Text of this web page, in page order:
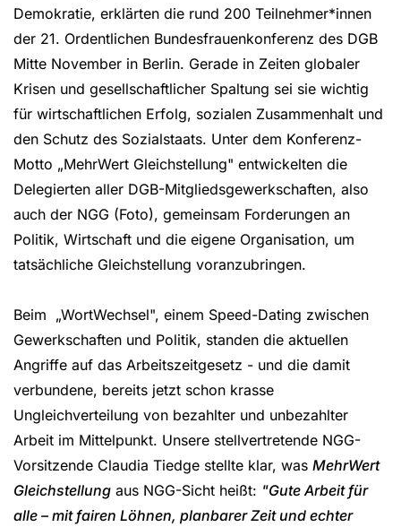
Demokratie, erklärten die rund 200 Teilnehmer*innen
der 21. Ordentlichen Bundesfrauenkonferenz des DGB
Mitte November in Berlin. Gerade in Zeiten globaler
Krisen und gesellschaftlicher Spaltung sei sie wichtig
für wirtschaftlichen Erfolg, sozialen Zusammenhalt und
den Schutz des Sozialstaats. Unter dem Konferenz-
Motto „MehrWert Gleichstellung" entwickelten die
Delegierten aller DGB-Mitgliedsgewerkschaften, also
auch der NGG (Foto), gemeinsam Forderungen an
Politik, Wirtschaft und die eigene Organisation, um
tatsächliche Gleichstellung voranzubringen.
Beim „WortWechsel", einem Speed-Dating zwischen
Gewerkschaften und Politik, standen die aktuellen
Angriffe auf das Arbeitszeitgesetz - und die damit
verbundene, bereits jetzt schon krasse
Ungleichverteilung von bezahlter und unbezahlter
Arbeit im Mittelpunkt. Unsere stellvertretende NGG-
Vorsitzende Claudia Tiedge stellte klar, was MehrWert
Gleichstellung aus NGG-Sicht heißt: "Gute Arbeit für
alle – mit fairen Löhnen, planbarer Zeit und echter